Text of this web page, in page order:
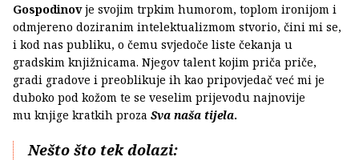
Gospodinovje svojim trpkim humorom, toplom ironijom i
odmjereno doziranim intelektualizmom stvorio, čini mi se,
i kod nas publiku, o čemu svjedoče liste čekanja u
gradskim knjižnicama. Njegov talent kojim priča priče,
gradi gradove i preoblikuje ih kao pripovjedač već mi je
duboko pod kožom te se veselim prijevodu najnovije
mu knjige kratkih proza Sva naša tijela.
Nešto što tek dolazi: